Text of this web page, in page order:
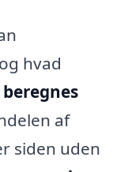
hvad
af
siden uden